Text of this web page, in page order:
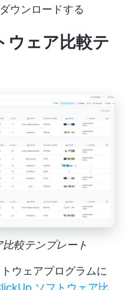
ウンロードする
ェア比較テ
較テンプレート
ウェアプログラムに
ソフトウェア比